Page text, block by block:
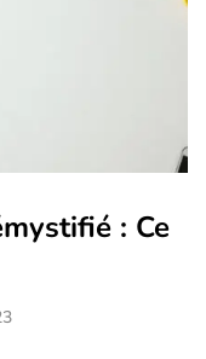
: Ce